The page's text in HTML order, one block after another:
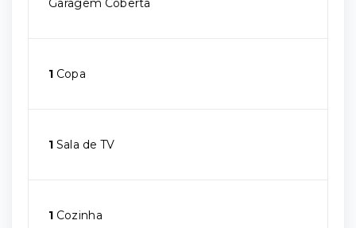
Garagem Coberta
1 Copa
1 Sala de TV
1 Cozinha